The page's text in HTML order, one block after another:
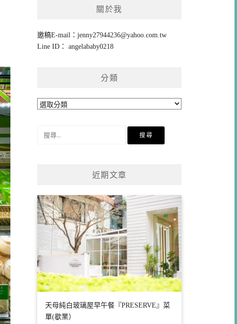
關於我
邀稿E-mail：jenny27944236@yahoo.com.tw
Line ID： angelababy0218
分類
分
近期文章
天母純白玻璃屋早午餐『PRESERVE』菜
單(歇業）